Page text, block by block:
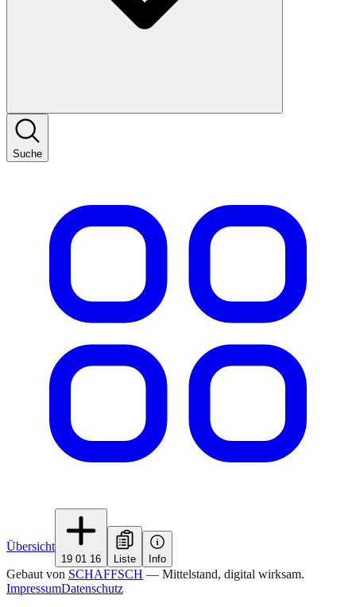
Suche
Übersicht
19 01 16 Liste Info
Gebaut von SCHAFFSCH — Mittelstand, digital wirksam.
ImpressumDatenschutz